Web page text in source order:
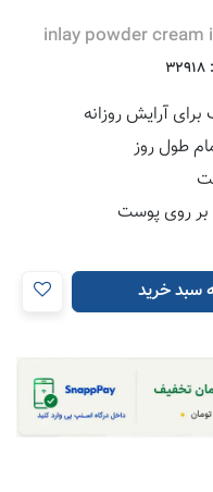
inlay powder cream
32918
آرایش روزانه
طول روز
بر روی پوست
سبد خرید